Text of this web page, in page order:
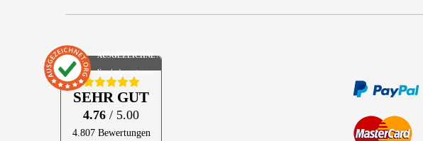
AUSGEZEICHNET.org
Kundenbewertungen
SEHR GUT
4.76 / 5.00
4.807 Bewertungen